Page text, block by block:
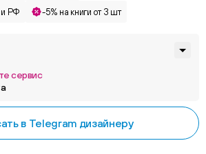
и РФ -5% на книги от 3 шт
сервис
в Telegram дизайнеру